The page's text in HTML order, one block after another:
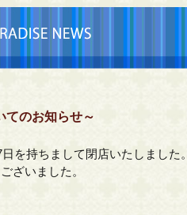
てのお知らせ～
を持ちまして閉店いたしました。
ざいました。